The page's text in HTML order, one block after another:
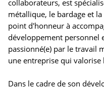
collaborateurs, est
métallique, le bardage et
point d'honneur à
développement personnel
passionné(e) par le travail
une entreprise qui valorise
Dans le cadre de son